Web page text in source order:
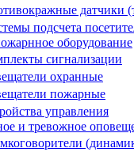
датчики
подсчета
оборудование
сигнализации
охранные
пожарные
управления
и тревожное